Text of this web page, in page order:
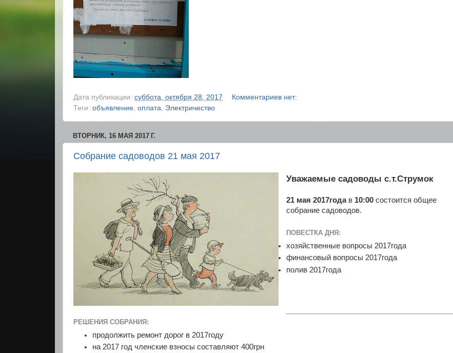
Дата публикации: суббота, октября 28, 2017
Комментариев нет:
Теги: объявление оплата Электричество
ВТОРНИК, 16 МАЯ 2017 Г.
Собрание садоводов 21 мая 2017
Уважаемые садоводы с.т.Струмок
21 мая 2017годав 10:00состоится общее
собрание садоводов.
ПОВЕСТКА ДНЯ:
хозяйственные вопросы 2017года
финансовый вопросы 2017года
полив 2017года
РЕШЕНИЯ СОБРАНИЯ:
продолжить ремонт дорог в 2017году
на 2017 год членские взносы составляют 400грн